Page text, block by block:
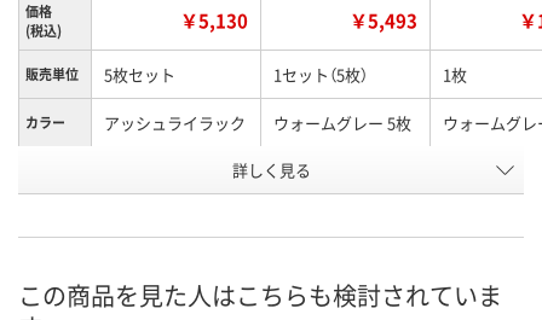
価格
(税込)
￥5,130 ￥5,493
販売単位 5枚セット 1セット（5枚） 1枚
カラー アッシュライラック ウォームグレー 5枚 ウォームグレ
HH62119 XN25094
8月9日（日）
詳しく見る
この商品を見た人はこちらも検討されていま